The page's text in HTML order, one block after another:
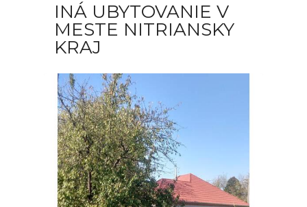
INÁ UBYTOVANIE V
MESTE NITRIANSKY
KRAJ